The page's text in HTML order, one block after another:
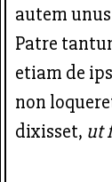
autem
Patre
etiam de
non
dixisset, ut